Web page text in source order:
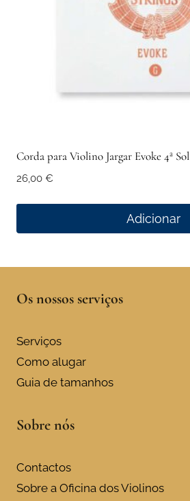
Corda para Violino Jargar Evoke 4ª Sol
26,00 €
Adicionar
Os nossos serviços
Serviços
Como alugar
Guia de tamanhos
Sobre nós
Contactos
Sobre a Oficina dos Violinos